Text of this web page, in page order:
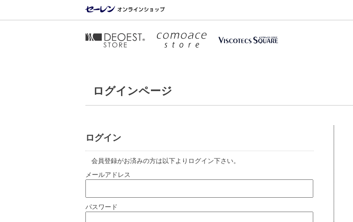
ログインページ
ログイン
会員登録がお済みの方は以下よりログイン下さい。
メールアドレス
パスワード